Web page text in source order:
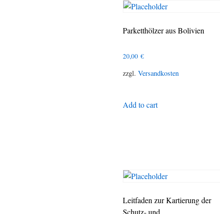
Parketthölzer aus Bolivien
20,00 €
zzgl. Versandkosten
Add to cart
Leitfaden zur Kartierung der
Schutz- und